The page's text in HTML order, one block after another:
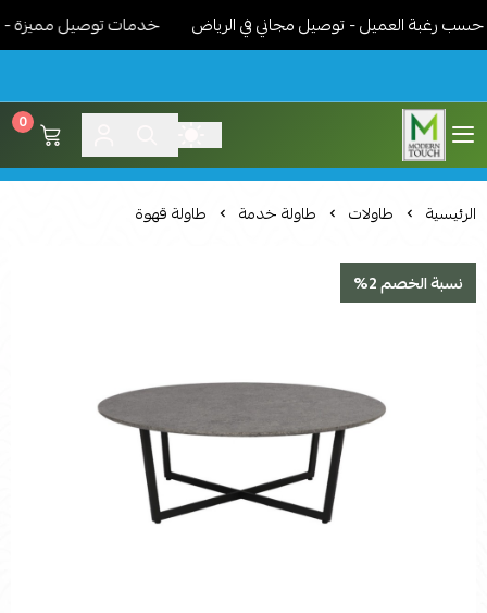
العميل - توصيل مجاني في الرياض خدمات توصيل مميزة -
اثاث مودرن لمسة عصرية
0
الرئيسية طاولات طاولة خدمة طاولة قهوة
نسبة الخصم 2%